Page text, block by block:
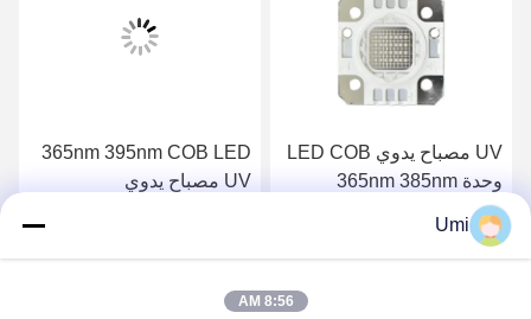
UV مصباح يدوي LED COB
وحدة 365nm 385nm
علاج
احصل على افضل سعر
365nm 395nm COB LED
UV مصباح يدوي
احصل على افضل سعر
Umi
8:56 AM